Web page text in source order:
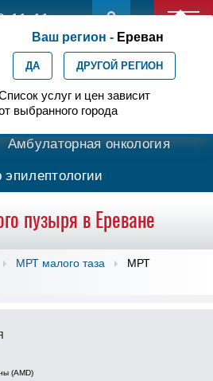
11-11
Ваш регион - Ереван
ДА ДРУГОЙ РЕГИОН
услуг и цен зависит
выбранного города
Протонная терапия
Амбулаторная онкология
эпилептологии
пузыря в Ереване
МРТ малого таза
МРТ
(AMD)